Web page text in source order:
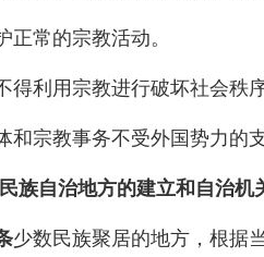
常的宗教活动。
利用宗教进行破坏社会秩
宗教事务不受外国势力的
族自治地方的建立和自治机
少数民族聚居的地方，根据